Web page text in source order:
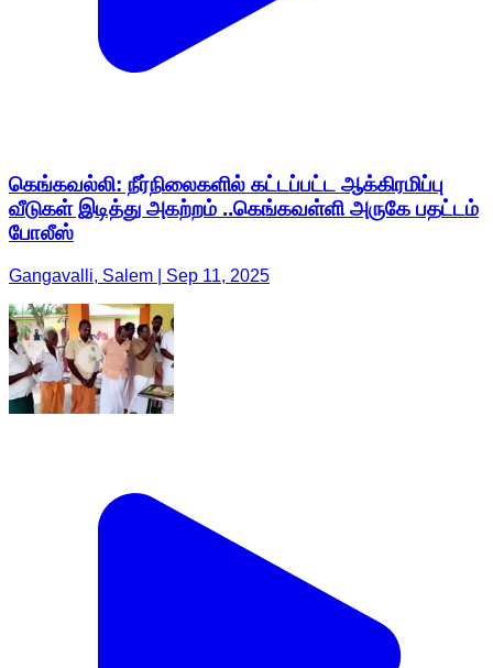
கெங்கவல்லி: நீர்நிலைகளில் கட்டப்பட்ட ஆக்கிரமிப்பு
வீடுகள் இடித்து அகற்றம் ..கெங்கவள்ளி அருகே பதட்டம்
போலீஸ்
Gangavalli, Salem | Sep 11, 2025